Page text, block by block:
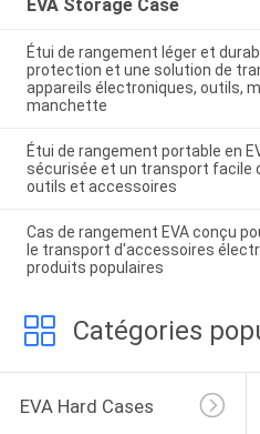
EVA Storage Case
Étui de rangement léger et
protection et une solution de
appareils électroniques, outils,
manchette
Étui de rangement portable en
sécurisée et un transport facile
outils et accessoires
Cas de rangement EVA conçu
le transport d'accessoires
produits populaires
Catégories
EVA Hard Cases